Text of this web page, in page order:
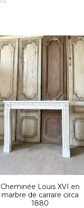
récent
au
plus
ancien
Cheminée Louis XVI en
marbre de carrare circa
1880